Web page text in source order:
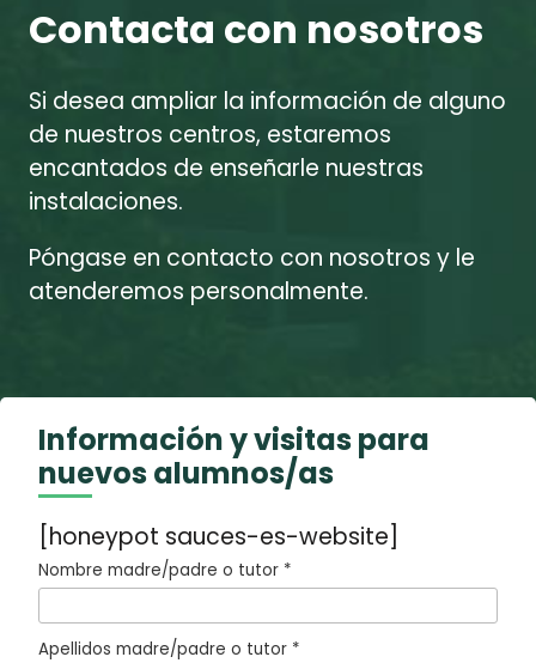
Contacta con nosotros
Si desea ampliar la información de alguno
de nuestros centros, estaremos
encantados de enseñarle nuestras
instalaciones.
Póngase en contacto con nosotros y le
atenderemos personalmente.
Información y visitas para
nuevos alumnos/as
[honeypot sauces-es-website]
Nombre madre/padre o tutor *
Apellidos madre/padre o tutor *